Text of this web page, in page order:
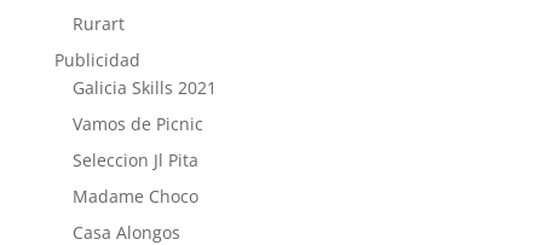
Rurart
Publicidad
Galicia Skills 2021
Vamos de Picnic
Seleccion Jl Pita
Madame Choco
Casa Alongos